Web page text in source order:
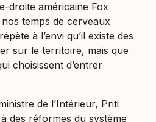
droite américaine Fox
temps de cerveaux
à l’envi qu’il existe des
sur le territoire, mais que
choisissent d’entrer
de l’Intérieur, Priti
des réformes du système